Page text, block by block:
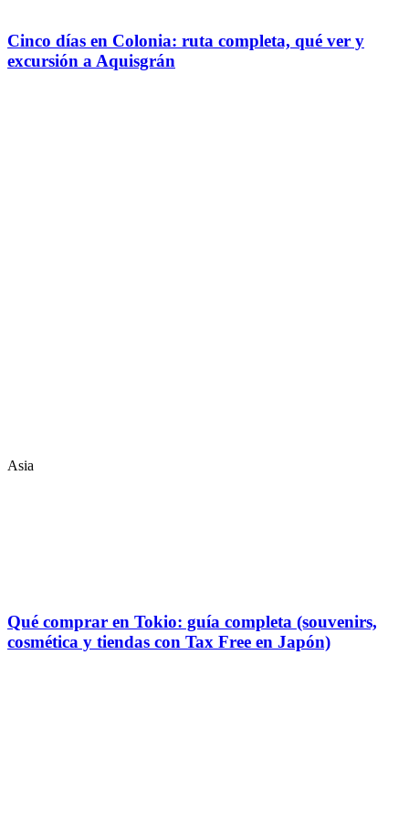
Cinco días en Colonia: ruta completa, qué ver y
excursión a Aquisgrán
Asia
Qué comprar en Tokio: guía completa (souvenirs,
cosmética y tiendas con Tax Free en Japón)